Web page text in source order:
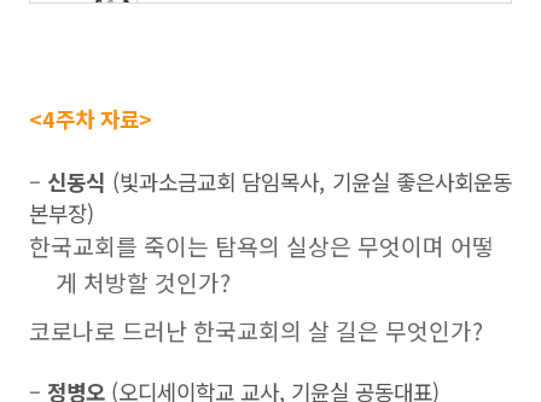
<4주차 자료>
– 신동식 (빛과소금교회 담임목사, 기윤실 좋은사회운동
본부장)
한국교회를 죽이는 탐욕의 실상은 무엇이며 어떻
게 처방할 것인가?
코로나로 드러난 한국교회의 살 길은 무엇인가?
– 정병오 (오디세이학교 교사, 기윤실 공동대표)